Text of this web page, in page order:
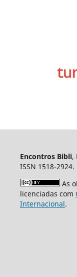
Encontros Bibli,
ISSN 1518-2924.
As
licenciadas com
Internacional.